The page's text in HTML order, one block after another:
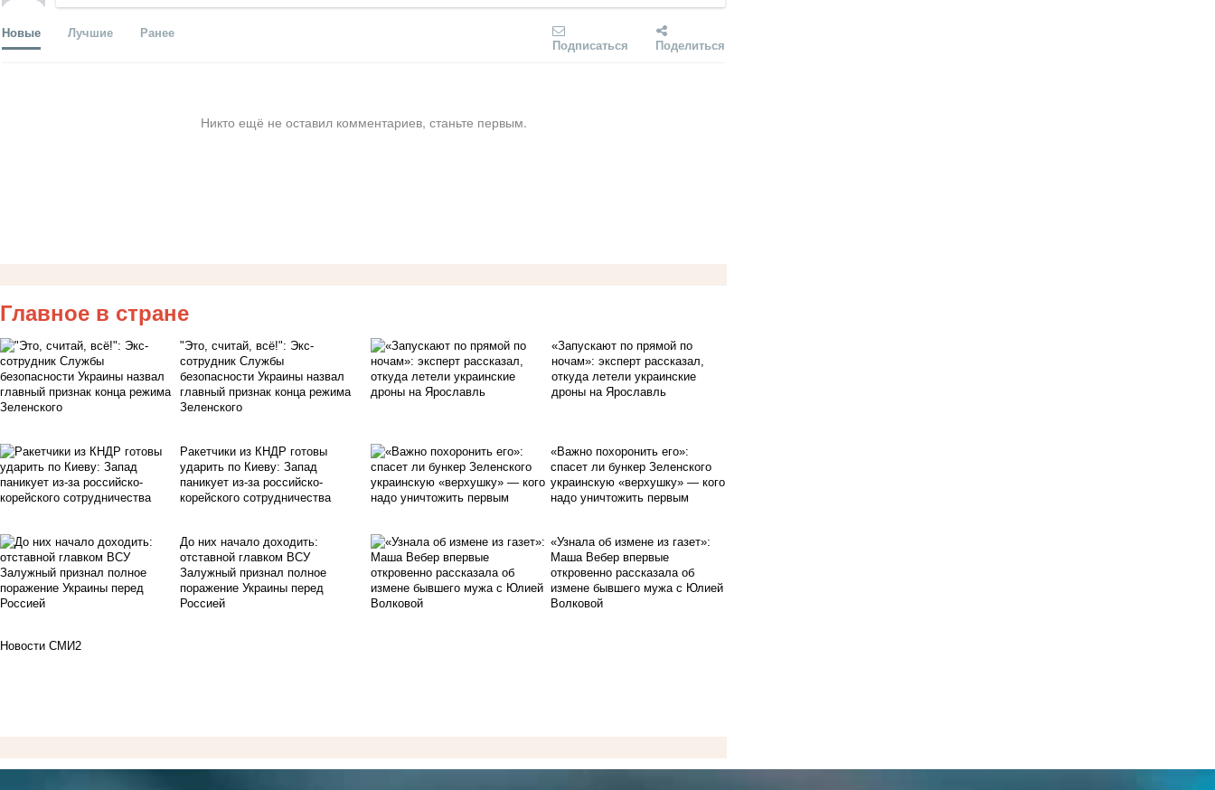
Новые Лучшие Ранее
Подписаться Поделиться
Никто ещё не оставил комментариев, станьте первым.
Главное в стране
"Это, считай, всё!": Экс-
сотрудник Службы
безопасности Украины назвал
главный признак конца режима
Зеленского
«Запускают по прямой по
ночам»: эксперт рассказал,
откуда летели украинские
дроны на Ярославль
Ракетчики из КНДР готовы
ударить по Киеву: Запад
паникует из-за российско-
корейского сотрудничества
«Важно похоронить его»:
спасет ли бункер Зеленского
украинскую «верхушку» — кого
надо уничтожить первым
До них начало доходить:
отставной главком ВСУ
Залужный признал полное
поражение Украины перед
Россией
«Узнала об измене из газет»:
Маша Вебер впервые
откровенно рассказала об
измене бывшего мужа с Юлией
Волковой
Новости СМИ2